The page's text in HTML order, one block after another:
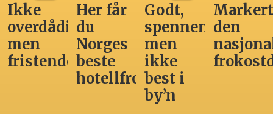
Ikke
overdådig,
men
fristende
Her får
du
Norges
beste
hotellfrokost
Godt,
spennende,
men
ikke
best i
by’n
den